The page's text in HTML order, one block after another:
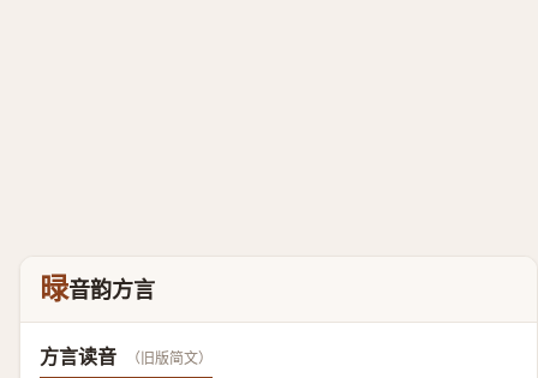
㫽音韵方言
方言读音 （旧版简文）